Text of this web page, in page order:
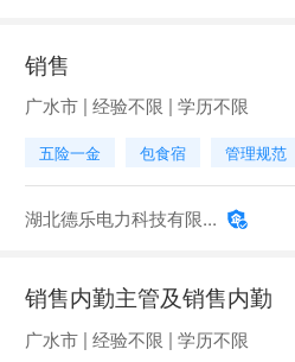
销售
广水市 | 经验不限 | 学历不限
五险一金 包食宿 管理规范
湖北德乐电力科技有限...
销售内勤主管及销售内勤
广水市 | 经验不限 | 学历不限